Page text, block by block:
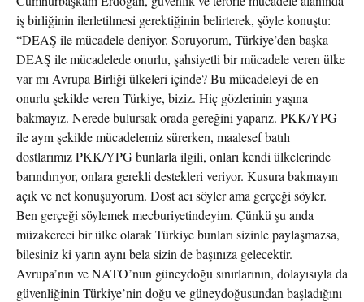
iş birliğinin ilerletilmesi gerektiğinin belirterek, şöyle konuştu:
“DEAŞ ile mücadele deniyor. Soruyorum, Türkiye’den başka
DEAŞ ile mücadelede onurlu, şahsiyetli bir mücadele veren ülke
var mı Avrupa Birliği ülkeleri içinde? Bu mücadeleyi de en
onurlu şekilde veren Türkiye, biziz. Hiç gözlerinin yaşına
bakmayız. Nerede bulursak orada gereğini yaparız. PKK/YPG
ile aynı şekilde mücadelemiz sürerken, maalesef batılı
dostlarımız PKK/YPG bunlarla ilgili, onları kendi ülkelerinde
barındırıyor, onlara gerekli destekleri veriyor. Kusura bakmayın
açık ve net konuşuyorum. Dost acı söyler ama gerçeği söyler.
Ben gerçeği söylemek mecburiyetindeyim. Çünkü şu anda
müzakereci bir ülke olarak Türkiye bunları sizinle paylaşmazsa,
bilesiniz ki yarın aynı bela sizin de başınıza gelecektir.
Avrupa’nın ve NATO’nun güneydoğu sınırlarının, dolayısıyla da
güvenliğinin Türkiye’nin doğu ve güneydoğusundan başladığını